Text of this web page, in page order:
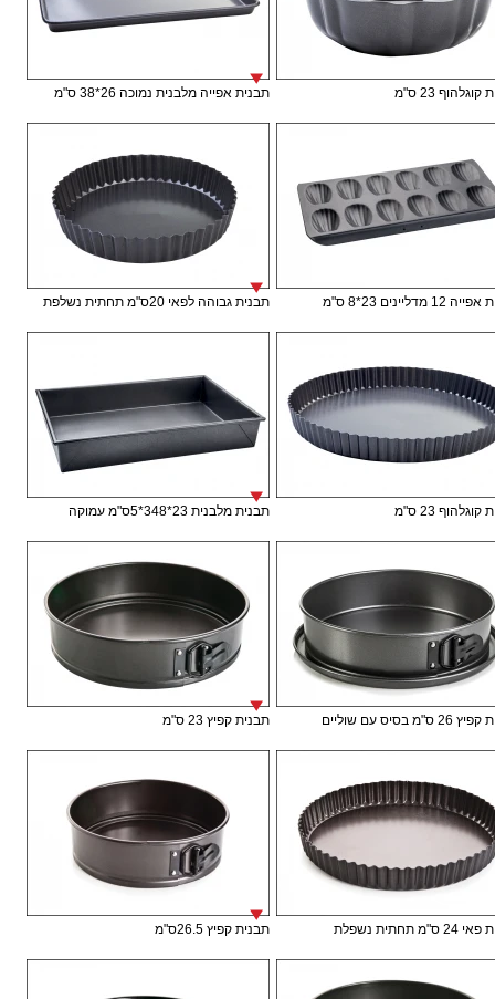
23 ס"מ תבנית אפייה מלבנית נמוכה 26*38 ס"מ
מדליינים 23*8 ס"מ תבנית גבוהה לפאי 20ס"מ תחתית נשלפת
23 ס"מ תבנית מלבנית 23*348*5ס"מ עמוקה
בסיס עם שוליים תבנית קפיץ 23 ס"מ
תחתית נשפלת תבנית קפיץ 26.5ס"מ